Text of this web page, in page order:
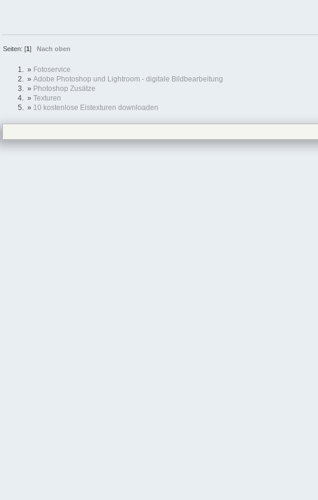
Seiten: [1]Nach oben
» Fotoservice
» Adobe Photoshop und Lightroom - digitale Bildbearbeitung
» Photoshop Zusätze
» Texturen
» 10 kostenlose Eistexturen downloaden